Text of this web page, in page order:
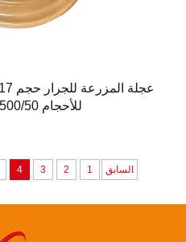
للأحجام 500/50-17 للإطارات
السابق 1
2
3
4